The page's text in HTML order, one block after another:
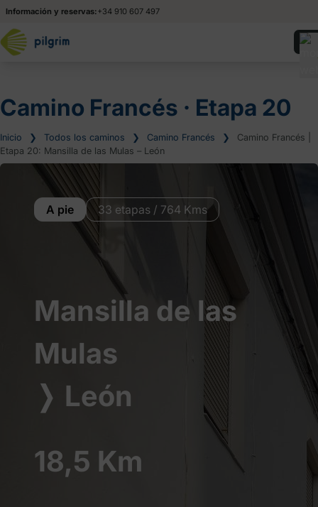
Información y reservas:+34 910 607 497
Camino Francés ‧ Etapa 20
Inicio ❯ Todos los caminos ❯ Camino Francés ❯
Camino Francés |
Etapa 20: Mansilla de las Mulas – León
A pie 33 etapas / 764 Kms
Mansilla de las
Mulas
❭ León
18,5 Km